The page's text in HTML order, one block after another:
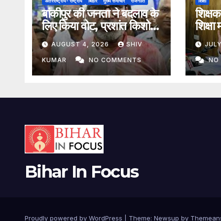
बांकीपुर की जनता ने बदलाव के
लिए किया वोट, प्रशांत किशोर
उपचुनाव जीते
AUGUST 4, 2026 SHIV
KUMAR NO COMMENTS
कहा-
NO
Bihar In Focus
Proudly powered by WordPress Theme: Newsup by